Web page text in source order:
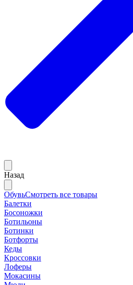
Назад
ОбувьСмотреть все товары
Балетки
Босоножки
Ботильоны
Ботинки
Ботфорты
Кеды
Кроссовки
Лоферы
Мокасины